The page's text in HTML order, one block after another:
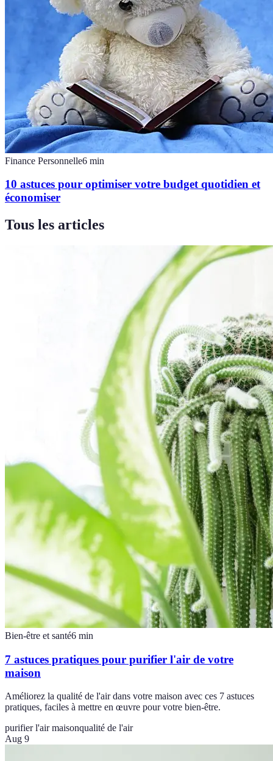
Finance Personnelle6 min
10 astuces pour optimiser votre budget quotidien et
économiser
Tous les articles
Bien-être et santé6 min
7 astuces pratiques pour purifier l'air de votre
maison
Améliorez la qualité de l'air dans votre maison avec ces 7 astuces
pratiques, faciles à mettre en œuvre pour votre bien-être.
purifier l'air maisonqualité de l'air
Aug 9